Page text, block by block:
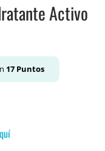
Activo
17Puntos